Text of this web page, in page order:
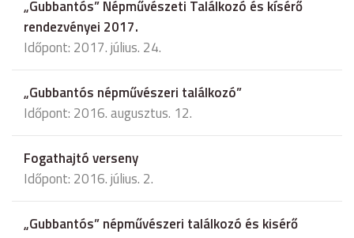
„Gubbantós” Népművészeti Találkozó és kísérő
rendezvényei 2017.
Időpont: 2017. július. 24.
„Gubbantós népművészeri találkozó”
Időpont: 2016. augusztus. 12.
Fogathajtó verseny
Időpont: 2016. július. 2.
„Gubbantós” népművészeri találkozó és kisérő